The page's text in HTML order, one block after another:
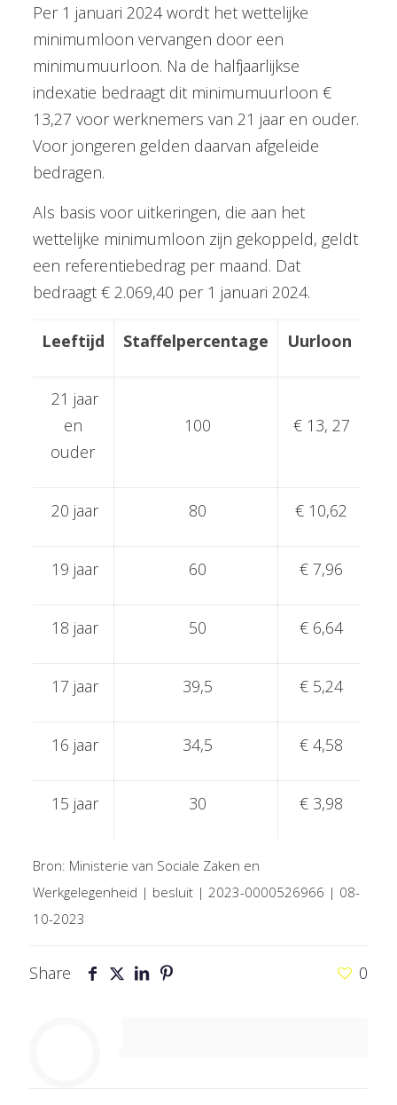
Per 1 januari 2024 wordt het wettelijke
minimumloon vervangen door een
minimumuurloon. Na de halfjaarlijkse
indexatie bedraagt dit minimumuurloon €
13,27 voor werknemers van 21 jaar en ouder.
Voor jongeren gelden daarvan afgeleide
bedragen.
Als basis voor uitkeringen, die aan het
wettelijke minimumloon zijn gekoppeld, geldt
een referentiebedrag per maand. Dat
bedraagt € 2.069,40 per 1 januari 2024.
Leeftijd Staffelpercentage Uurloon
21 jaar
en
ouder
100 € 13, 27
20 jaar 80 € 10,62
19 jaar 60 € 7,96
18 jaar 50 € 6,64
17 jaar 39,5 € 5,24
16 jaar 34,5 € 4,58
15 jaar 30 € 3,98
Bron: Ministerie van Sociale Zaken en
Werkgelegenheid | besluit | 2023-0000526966 | 08-
10-2023
Share 0